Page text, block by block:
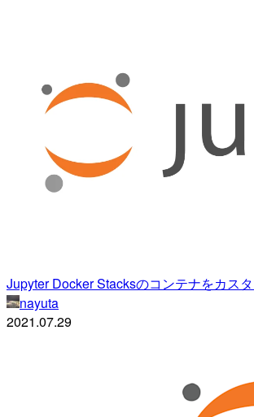
Jupyter Docker Stacksのコンテナをカス
nayuta
2021.07.29